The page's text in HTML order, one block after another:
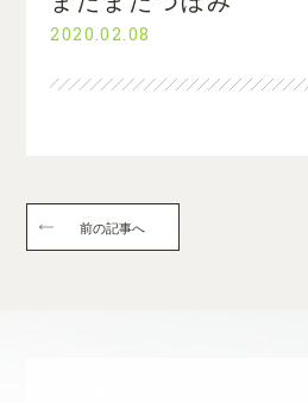
2020.02.08
前の記事へ